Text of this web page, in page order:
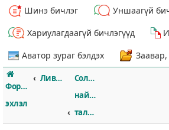
Шинэ бичлэг
Уншаагүй
Хариулагдаагүй бичлэгүүд
Аватор зураг бэлдэх
Заавар,
Форумын
эхлэл
Ливэрпүүл
Солилцоо,
наймааны
талаар